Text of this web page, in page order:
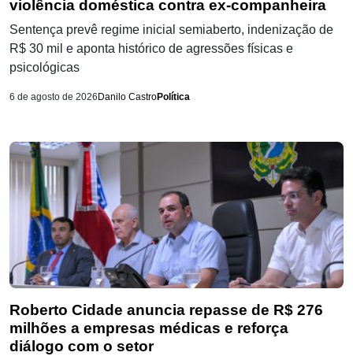
violência doméstica contra ex-companheira
Sentença prevê regime inicial semiaberto, indenização de
R$ 30 mil e aponta histórico de agressões físicas e
psicológicas
6 de agosto de 2026 Danilo CastroPolítica
Roberto Cidade anuncia repasse de R$ 276
milhões a empresas médicas e reforça
diálogo com o setor